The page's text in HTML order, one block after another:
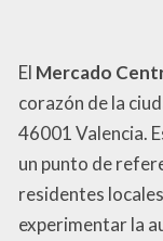
El Mercado
corazón de la
46001 Valencia.
un punto de
residentes
experimentar la